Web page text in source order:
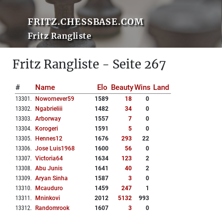
FRITZ.CHESSBASE.COM
Fritz Rangliste
Fritz Rangliste - Seite 267
# Name Elo BeautyWins Land
13301 . Nowornever59 1589 18
0
13302. Ngabrieliii 1482 34
0
13303. Arborway 1557 7
0
13304. Korogeri 1591 5
0
13305. Hennes12 1676 293
22
13306. Jose Luis1968 1600 56
0
13307. Victoria64 1634 123
2
13308. Abu Junis 1641 40
2
13309. Aryan Sinha 1587 3
0
13310. Mcauduro 1459 247
1
13311 . Mninkovi 2012 5132
993
13312. Randomrook 1607 3
0